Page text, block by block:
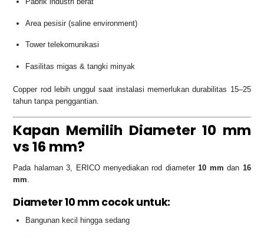
Area pesisir (saline environment)
Tower telekomunikasi
Fasilitas migas & tangki minyak
Copper rod lebih unggul saat instalasi memerlukan durabilitas 15–25
tahun tanpa penggantian.
Kapan Memilih Diameter 10 mm
vs 16 mm?
Pada halaman 3, ERICO menyediakan rod diameter 10 mm dan 16
mm
Diameter 10 mm cocok untuk:
Bangunan kecil hingga sedang